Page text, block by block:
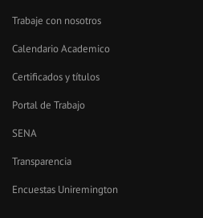
Trabaje con nosotros
Calendario Academico
Certificados y títulos
Portal de Trabajo
SENA
Transparencia
Encuestas Uniremington